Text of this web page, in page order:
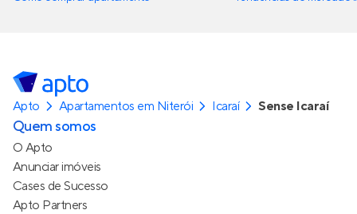
Apto Apartamentos em Niterói Icaraí Sense Icaraí
Quem somos
O Apto
Anunciar imóveis
Cases de Sucesso
Apto Partners